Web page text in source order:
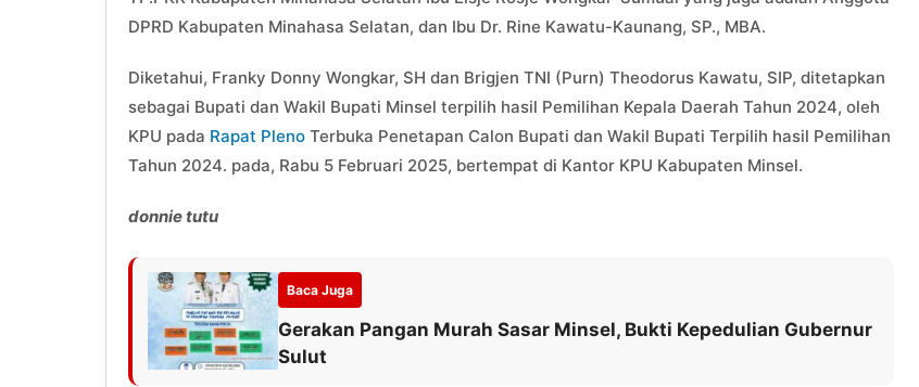
DPRD Kabupaten Minahasa Selatan, dan Ibu Dr. Rine Kawatu-Kaunang, SP., MBA.
Diketahui, Franky Donny Wongkar, SH dan Brigjen TNI (Purn) Theodorus Kawatu, SIP, ditetapkan
sebagai Bupati dan Wakil Bupati Minsel terpilih hasil Pemilihan Kepala Daerah Tahun 2024, oleh
KPU pada Rapat Pleno Terbuka Penetapan Calon Bupati dan Wakil Bupati Terpilih hasil Pemilihan
Tahun 2024. pada, Rabu 5 Februari 2025, bertempat di Kantor KPU Kabupaten Minsel.
donnie tutu
Baca Juga
Gerakan Pangan Murah Sasar Minsel, Bukti Kepedulian Gubernur
Sulut